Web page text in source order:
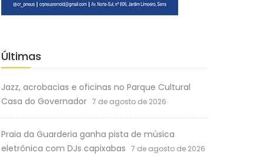
Últimas
Jazz, acrobacias e oficinas no Parque Cultural
Casa do Governador 7 de agosto de 2026
Praia da Guarderia ganha pista de música
eletrônica com DJs capixabas 7 de agosto de 2026